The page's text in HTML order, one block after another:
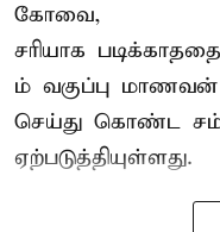
கோவை,
சரியாக
ம் வகுப்பு
செய்து கொண்ட
ஏற்படுத்தியுள்ளது.